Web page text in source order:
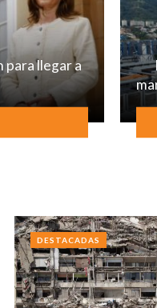
para llegar a
DESTACADAS